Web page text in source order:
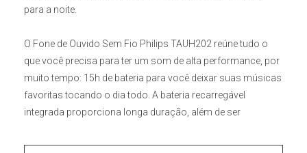
para a noite.
O Fone de Ouvido Sem Fio Philips TAUH202 reúne tudo o
que você precisa para ter um som de alta performance, por
muito tempo: 15h de bateria para você deixar suas músicas
favoritas tocando o dia todo. A bateria recarregável
integrada proporciona longa duração, além de ser
fone, uma carga completa leva apenas de 2 a 3 horas.